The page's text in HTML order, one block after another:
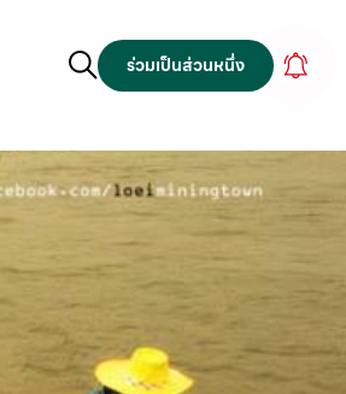
ร่วมเป็นส่วนหนึ่ง